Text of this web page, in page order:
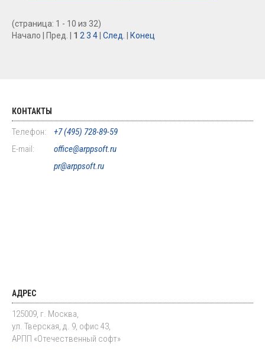
(страница: 1 - 10 из 32)
Начало | Пред. | 1 2 3 4| След. | Конец
КОНТАКТЫ
Телефон:
+7 (495) 728-89-59
E-mail:
office@arppsoft.ru
pr@arppsoft.ru
АДРЕС
125009, г. Москва,
ул. Тверская, д. 9, офис 43,
АРПП «Отечественный софт»